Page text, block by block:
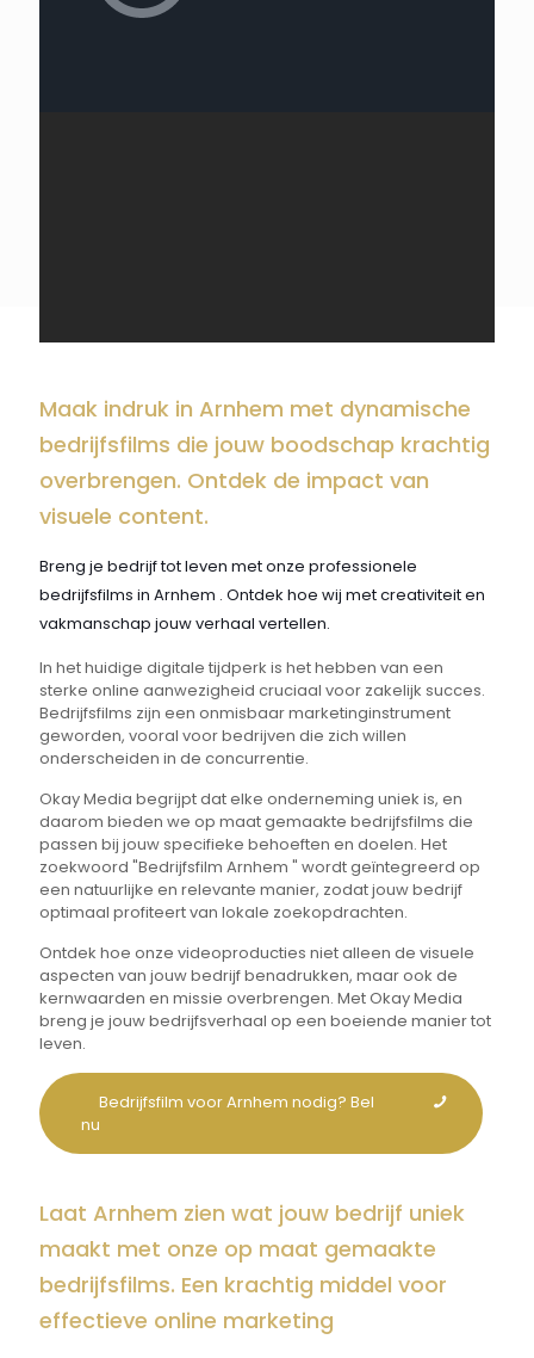
Maak indruk in Arnhem met dynamische
bedrijfsfilms die jouw boodschap krachtig
overbrengen. Ontdek de impact van
visuele content.
Breng je bedrijf tot leven met onze professionele
bedrijfsfilms in Arnhem . Ontdek hoe wij met creativiteit en
vakmanschap jouw verhaal vertellen.
In het huidige digitale tijdperk is het hebben van een
sterke online aanwezigheid cruciaal voor zakelijk succes.
Bedrijfsfilms zijn een onmisbaar marketinginstrument
geworden, vooral voor bedrijven die zich willen
onderscheiden in de concurrentie.
Okay Media begrijpt dat elke onderneming uniek is, en
daarom bieden we op maat gemaakte bedrijfsfilms die
passen bij jouw specifieke behoeften en doelen. Het
zoekwoord "Bedrijfsfilm Arnhem " wordt geïntegreerd op
een natuurlijke en relevante manier, zodat jouw bedrijf
optimaal profiteert van lokale zoekopdrachten.
Ontdek hoe onze videoproducties niet alleen de visuele
aspecten van jouw bedrijf benadrukken, maar ook de
kernwaarden en missie overbrengen. Met Okay Media
breng je jouw bedrijfsverhaal op een boeiende manier tot
leven.
Bedrijfsfilm voor Arnhem nodig? Bel
nu
Laat Arnhem zien wat jouw bedrijf uniek
maakt met onze op maat gemaakte
bedrijfsfilms. Een krachtig middel voor
effectieve online marketing